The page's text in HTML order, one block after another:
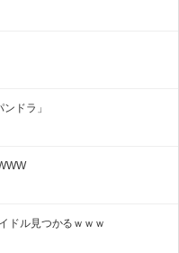
ドラ」
ドル見つかるｗｗｗ